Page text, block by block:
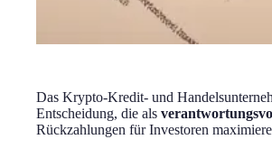
Das Krypto-Kredit- und
Entscheidung, die als
Rückzahlungen für Investoren